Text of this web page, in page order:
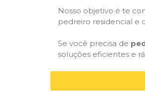
Nosso objetivo é te
pedreiro residencial e
Se você precisa de
soluções eficientes e